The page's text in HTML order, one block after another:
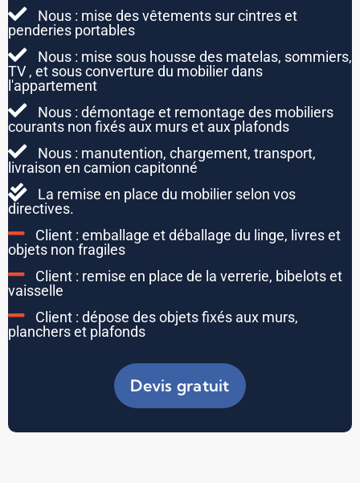
Nous : mise des vêtements sur cintres et
penderies portables
Nous : mise sous housse des matelas, sommiers,
TV , et sous converture du mobilier dans
l'appartement
Nous : démontage et remontage des mobiliers
courants non fixés aux murs et aux plafonds
Nous : manutention, chargement, transport,
livraison en camion capitonné
La remise en place du mobilier selon vos
directives.
Client : emballage et déballage du linge, livres et
objets non fragiles
Client : remise en place de la verrerie, bibelots et
vaisselle
Client : dépose des objets fixés aux murs,
planchers et plafonds
Devis gratuit